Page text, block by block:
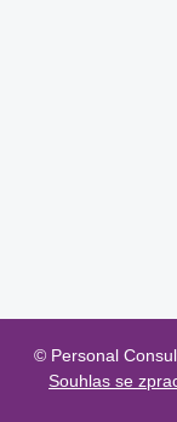
© Personal
Souhlas se